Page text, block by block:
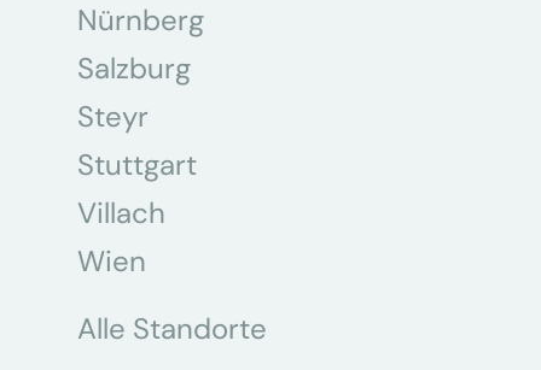
Nürnberg
Salzburg
Steyr
Stuttgart
Villach
Wien
Alle Standorte